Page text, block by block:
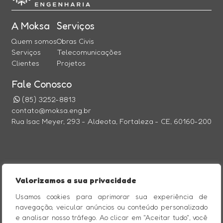
Valorizamos a sua privacidade
Usamos cookies para aprimorar sua experiência de
navegação, veicular anúncios ou conteúdo personalizado
e analisar nosso tráfego. Ao clicar em "Aceitar tudo", você
A Moksa
Quem somos
Serviços
Clientes
Serviços
Obras Civis
Telecomunicações
Projetos
Fale Conosco
(85) 3252-8813
contato@moksa.eng.br
Rua Isac Meyer, 293 - Aldeota, Fortaleza - CE, 60160-200
CERTIFICAÇÕES